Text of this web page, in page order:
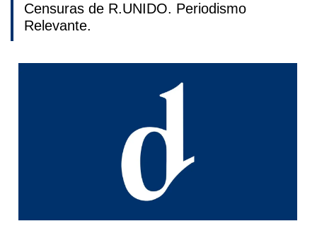
Censuras de R.UNIDO. Periodismo
Relevante.